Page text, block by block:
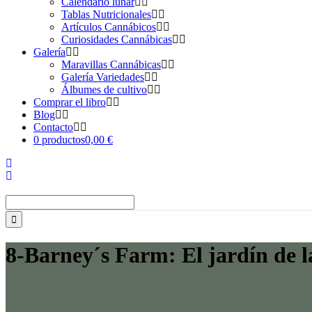
Tablas Nutricionales
Artículos Cannábicos
Curiosidades Cannábicas
Galería
Maravillas Cannábicas
Galería Variedades
Álbumes de cultivo
Comprar el libro
Blog
Contacto
0 productos0,00 €
8-Barney´s Farm: El jardín de